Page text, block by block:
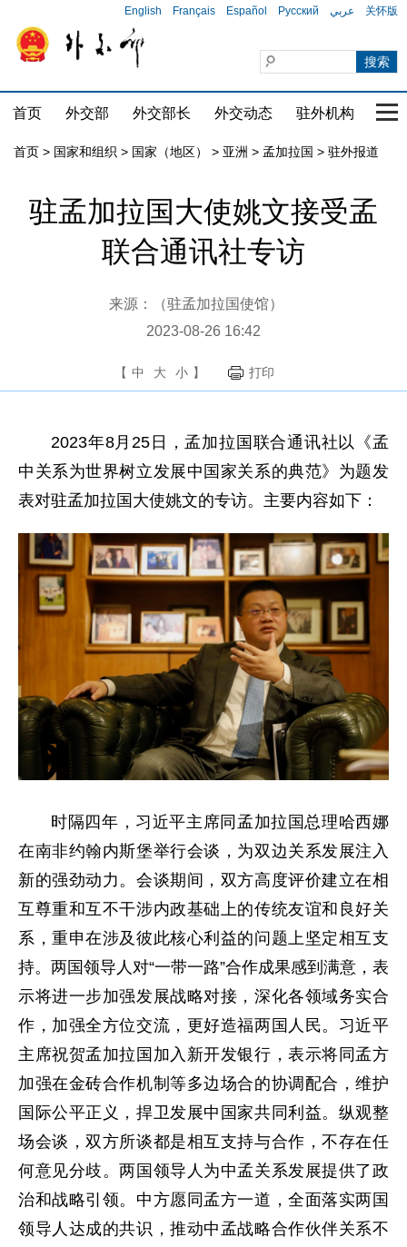
English Français Español Русский عربي 关怀版
首页 外交部 外交部长 外交动态 驻外机构 国
首页 > 国家和组织 > 国家（地区） > 亚洲 > 孟加拉国 > 驻外报道
驻孟加拉国大使姚文接受孟
联合通讯社专访
来源：（驻孟加拉国使馆）
2023-08-26 16:42
【 中 大 小 】 打印
2023年8月25日，孟加拉国联合通讯社以《孟
中关系为世界树立发展中国家关系的典范》为题发
表对驻孟加拉国大使姚文的专访。主要内容如下：
时隔四年，习近平主席同孟加拉国总理哈西娜
在南非约翰内斯堡举行会谈，为双边关系发展注入
新的强劲动力。会谈期间，双方高度评价建立在相
互尊重和互不干涉内政基础上的传统友谊和良好关
系，重申在涉及彼此核心利益的问题上坚定相互支
持。两国领导人对“一带一路”合作成果感到满意，表
示将进一步加强发展战略对接，深化各领域务实合
作，加强全方位交流，更好造福两国人民。习近平
主席祝贺孟加拉国加入新开发银行，表示将同孟方
加强在金砖合作机制等多边场合的协调配合，维护
国际公平正义，捍卫发展中国家共同利益。纵观整
场会谈，双方所谈都是相互支持与合作，不存在任
何意见分歧。两国领导人为中孟关系发展提供了政
治和战略引领。中方愿同孟方一道，全面落实两国
领导人达成的共识，推动中孟战略合作伙伴关系不